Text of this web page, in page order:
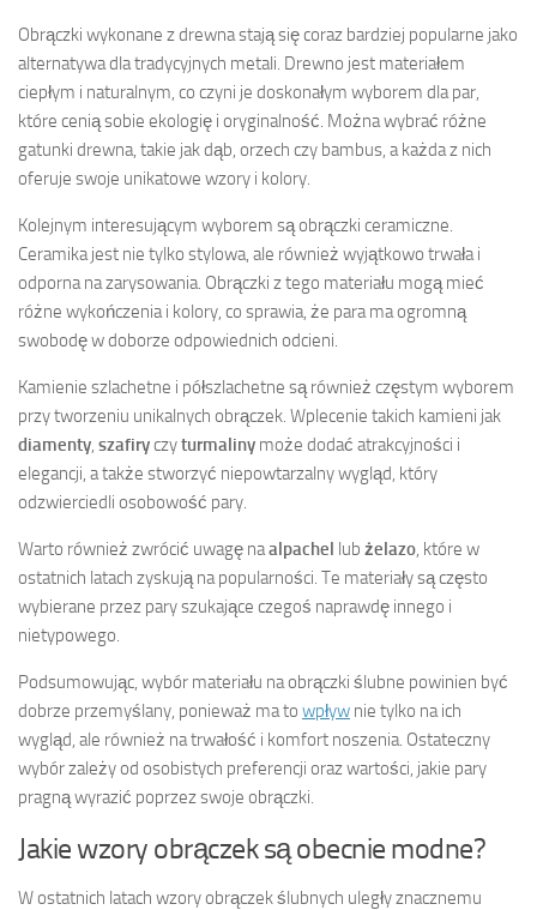
Obrączki wykonane z drewna stają się coraz bardziej popularne jako
alternatywa dla tradycyjnych metali. Drewno jest materiałem
ciepłym i naturalnym, co czyni je doskonałym wyborem dla par,
które cenią sobie ekologię i oryginalność. Można wybrać różne
gatunki drewna, takie jak dąb, orzech czy bambus, a każda z nich
oferuje swoje unikatowe wzory i kolory.
Kolejnym interesującym wyborem są obrączki ceramiczne.
Ceramika jest nie tylko stylowa, ale również wyjątkowo trwała i
odporna na zarysowania. Obrączki z tego materiału mogą mieć
różne wykończenia i kolory, co sprawia, że para ma ogromną
swobodę w doborze odpowiednich odcieni.
Kamienie szlachetne i półszlachetne są również częstym wyborem
przy tworzeniu unikalnych obrączek. Wplecenie takich kamieni jak
diamenty, szafiryczyturmaliny może dodać atrakcyjności i
elegancji, a także stworzyć niepowtarzalny wygląd, który
odzwierciedli osobowość pary.
Warto również zwrócić uwagę naalpachel lub żelazo, które w
ostatnich latach zyskują na popularności. Te materiały są często
wybierane przez pary szukające czegoś naprawdę innego i
nietypowego.
Podsumowując, wybór materiału na obrączki ślubne powinien być
dobrze przemyślany, ponieważ ma to wpływ nie tylko na ich
wygląd, ale również na trwałość i komfort noszenia. Ostateczny
wybór zależy od osobistych preferencji oraz wartości, jakie pary
pragną wyrazić poprzez swoje obrączki.
Jakie wzory obrączek są obecnie modne?
W ostatnich latach wzory obrączek ślubnych uległy znacznemu